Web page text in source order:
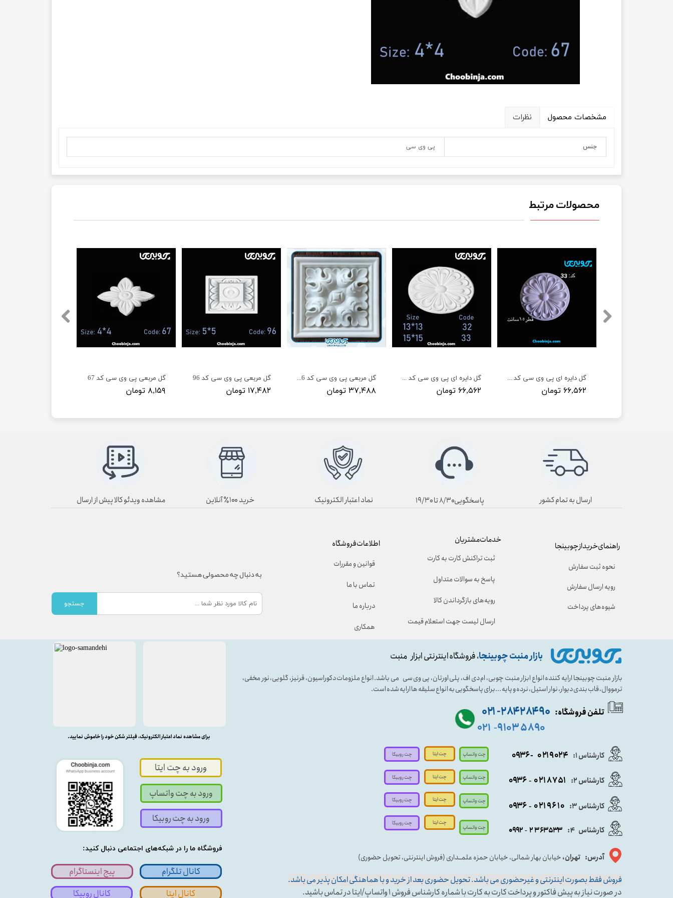
مشخصات محصول نظرات
جنس پی وی سی
محصولات مرتبط
گل مربعی پی وی سی کد 67
۸,۱۵۹ تومان
گل مربعی پی وی سی کد 96
۱۷,۴۸۲ تومان
گل مربعی پی وی سی کد 146 و 148
۳۷,۴۸۸ تومان
گل دایره ای پی وی سی کد های (S32 و S33) عرض (13 و 15) سانت
۶۶,۵۶۲ تومان
گل دایره ای پی وی سی کد های ( S32 و S33) عرض (13 و 15) سانت
۶۶,۵۶۲ تومان
بازار منبت چوبینجا، فروشگاه اینترنتی ابزار منبت
فروشگاه ما را در شبکه‌های اجتماعی دنبال کنید:
بازار منبت چوبینجا ارایه کننده انواع ابزار منبت چوبی، ام دی اف، پلی اورتان، پی وی سی می باشد. انواع ملزومات دکوراسیون، قرنیز، گلویی، نور مخفی،
ترمووال، قاب بندی دیوار، نوار استیل، نرده و پایه ...برای پاسخگویی به انواع سلیقه ها ارایه شده است.
کارشناس ۱: ۰۲۱۹۰۲۴ - ۰۹۳۶
آدرس: تهران،خیابان بهار شمالی، خیابان حمزه علمــداری (فروش اینترنتی، تحویل حضوری)
ورود به چت ایتا
ورود به چت واتساپ
تلفن فروشگاه: ۹۰ ۲۸۴ ۲۸۴- ۰۲۱
۵۸۹۰ ۹۱۰۳ -۰۲۱
کارشناس ۳: ۰۲۱۹۶۱۰ -۰۹۳۶
فروش فقط بصورت اینترنتی و غیرحضوری می باشد. تحویل حضوری بعد از خرید و با هماهنگی امکان پذیر می باشد.
در صورت نیاز به پیش فاکتور و پرداخت کارت به کارت با شماره کارشناس فروش ۱ واتساپ/ایتا در تماس باشید.
برای مشاهده نماد اعتبار الکترونیک، فیلتر شکن خود را خاموش نمایید.
پیج اینستاگرام کانال تلگرام
کارشناس ۲: ۰۲۱۸۷۵۱ - ۰۹۳۶
کانال ایتا کانال روبیکا
ورود به چت روبیکا
کارشناس 4
: ۲۳۶۳۵۳۳ - ۰۹۹۲
چت واتساپ
چت واتساپ
چت واتساپ
چت واتساپ
چت ایتا
چت ایتا
چت ایتا
چت ایتا
چت روبیکا
چت روبیکا
چت روبیکا
چت روبیکا
راهنمای خرید از چوبینجا
نحوه ثبت سفارش
رویه ارسال سفارش
شیوه‌های پرداخت
خدمات مشتریان
ثبت تراکنش کارت به کارت
پاسخ به سوالات متداول
رویه‌های بازگرداندن کالا
ارسال لیست جهت استعلام قیمت
اطلاعات فروشگاه
قوانین و مقررات
تماس با ما
درباره ما
همکاری
به دنبال چه محصولی هستید؟
جستجو
ارسال به تمام کشور پاسخگویی۸/۳۰ تا ۱۹/۳۰ نماد اعتبار الکترونیک خرید ۱۰۰٪ آنلاین مشاهده ویدئو کالا پیش از ارسال